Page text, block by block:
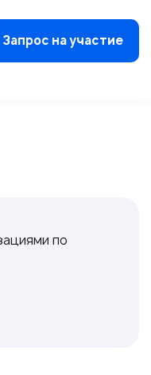
Запрос на участие
по